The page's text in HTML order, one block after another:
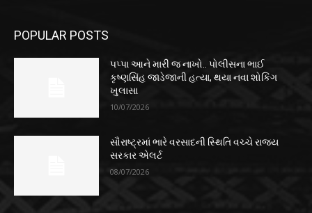
POPULAR POSTS
પપ્પા આને મારી જ નાખો.. પોલીસના ભાઈ
કૃષ્ણસિંહ જાડેજાની હત્યા, થયા નવા શોકિંગ
ખુલાસા
10/07/2026
સૌરાષ્ટ્રમાં ભારે વરસાદની સ્થિતિ વચ્ચે રાજ્ય
સરકાર એલર્ટ
08/07/2026